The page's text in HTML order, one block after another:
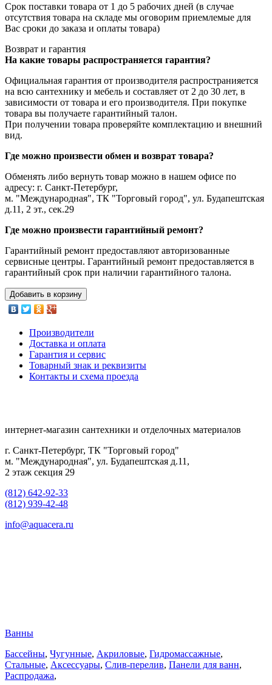
Срок поставки товара от 1 до 5 рабочих дней (в случае
отсутствия товара на складе мы оговорим приемлемые для
Вас сроки до заказа и оплаты товара)
Возврат и гарантия
На какие товары распространяется гарантия?
Официальная гарантия от производителя распространияется
на всю сантехнику и мебель и составляет от 2 до 30 лет, в
зависимости от товара и его производителя. При покупке
товара вы получаете гарантийный талон.
При получении товара проверяйте комплектацию и внешний
вид.
Где можно произвести обмен и возврат товара?
Обменять либо вернуть товар можно в нашем офисе по
адресу: г. Санкт-Петербург,
м. "Международная", ТК "Торговый город", ул. Будапештская
д.11, 2 эт., сек.29
Где можно произвести гарантийный ремонт?
Гарантийный ремонт предоставляют авторизованные
сервисные центры. Гарантийный ремонт предоставляется в
гарантийный срок при наличии гарантийного талона.
Добавить в корзину
Производители
Доставка и оплата
Гарантия и сервис
Товарный знак и реквизиты
Контакты и схема проезда
интернет-магазин сантехники и отделочных материалов
г. Санкт-Петербург, ТК "Торговый город"
м. "Международная", ул. Будапештская д.11,
2 этаж секция 29
(812) 642-92-33
(812) 939-42-48
info@aquacera.ru
Ванны
Бассейны, Чугунные, Акриловые, Гидромассажные,
Стальные, Аксессуары, Слив-перелив, Панели для ванн,
Распродажа,